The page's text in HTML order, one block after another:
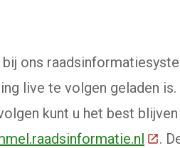
ons
live te volgen geladen
kunt u het best
.